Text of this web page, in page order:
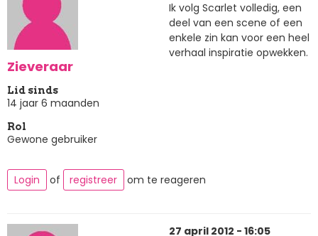
Zieveraar
Lid sinds
14 jaar 6 maanden
Rol
Gewone gebruiker
Ik volg Scarlet volledig, een
deel van een scene of een
enkele zin kan voor een heel
verhaal inspiratie opwekken.
Login of registreer om te reageren
27 april 2012 - 16:05